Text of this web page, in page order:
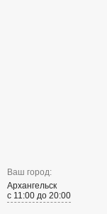
Ваш город:
Архангельск
с 11:00 до 20:00